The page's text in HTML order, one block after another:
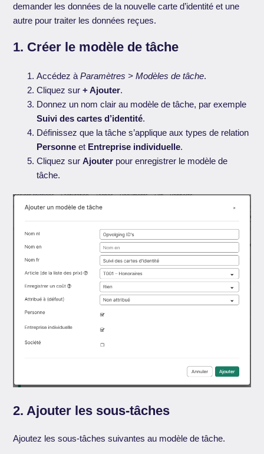
demander les données de la nouvelle carte d’identité et une
autre pour traiter les données reçues.
1. Créer le modèle de tâche
Accédez àParamètres > Modèles de tâche.
Cliquez sur+ Ajouter.
Donnez un nom clair au modèle de tâche, par exemple
Suivi des cartes d’identité.
Définissez que la tâche s’applique aux types de relation
Personne et Entreprise individuelle.
Cliquez surAjouter pour enregistrer le modèle de
tâche.
2. Ajouter les sous-tâches
Ajoutez les sous-tâches suivantes au modèle de tâche.